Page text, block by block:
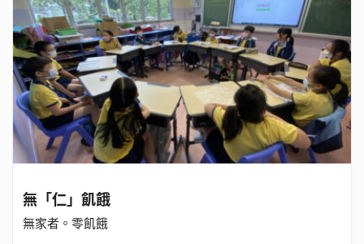
無「仁」飢餓
無家者。零飢餓